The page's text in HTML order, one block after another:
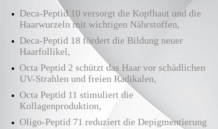
Deca-Peptid 10 versorgt die Kopfhaut und die
Haarwurzeln mit wichtigen Nährstoffen,
Deca-Peptid 18 fördert die Bildung neuer
Haarfollikel,
Octa Peptid 2 schützt das Haar vor schädlichen
UV-Strahlen und freien Radikalen,
Octa Peptid 11 stimuliert die
Kollagenproduktion,
Oligo-Peptid 71 reduziert die Depigmentierung